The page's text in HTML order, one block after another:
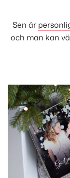
Sen är
och man kan